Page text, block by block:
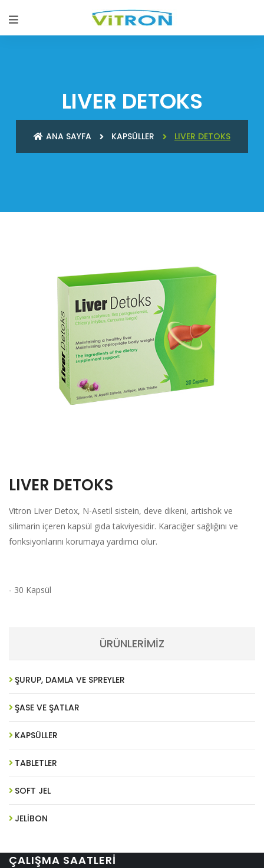
LIVER DETOKS
ANA SAYFA KAPSÜLLER LIVER DETOKS
LIVER DETOKS
Vitron Liver Detox, N-Asetil sistein, deve dikeni, artishok ve
silimarin içeren kapsül gıda takviyesidir. Karaciğer sağlığını ve
fonksiyonlarını korumaya yardımcı olur.
- 30 Kapsül
ÜRÜNLERİMİZ
ŞURUP, DAMLA VE SPREYLER
ŞASE VE ŞATLAR
KAPSÜLLER
TABLETLER
SOFT JEL
JELİBON
ÇALIŞMA SAATLERI